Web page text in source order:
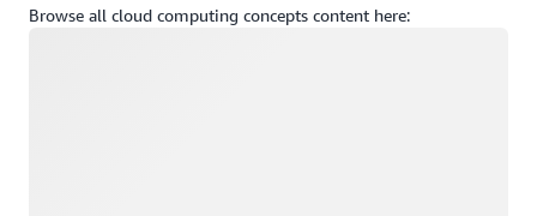
Browse all cloud computing concepts content here: